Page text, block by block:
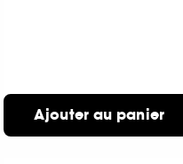
Ajouter au panier